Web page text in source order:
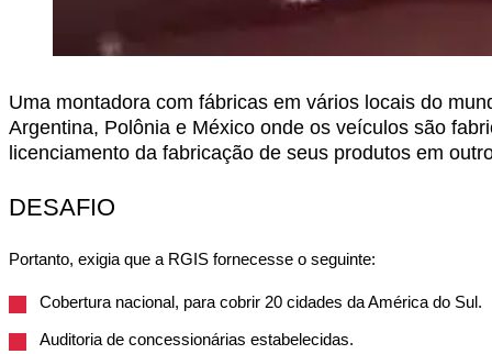
Uma montadora com fábricas em vários locais do
Argentina, Polônia e México onde os veículos são
licenciamento da fabricação de seus produtos em
DESAFIO
Portanto, exigia que a RGIS fornecesse o seguinte:
Cobertura nacional, para cobrir 20 cidades da América do Sul.
Auditoria de concessionárias estabelecidas.